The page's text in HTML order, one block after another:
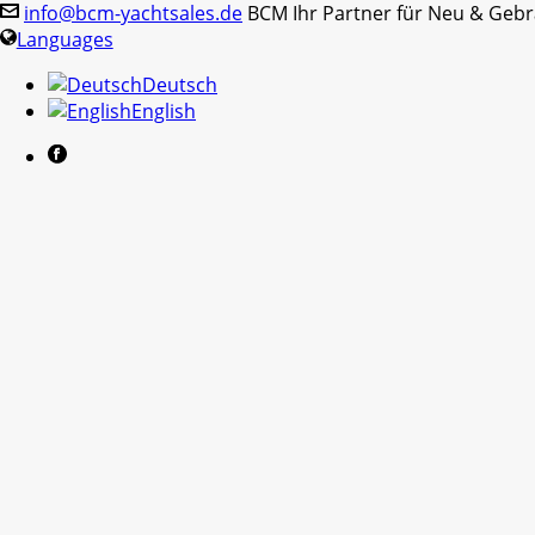
info@bcm-yachtsales.de BCM Ihr Partner für Neu &
Languages
Deutsch
English